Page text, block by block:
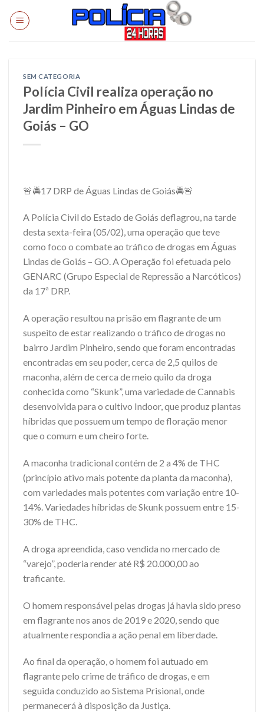
SEM CATEGORIA
Polícia Civil realiza operação no
Jardim Pinheiro em Águas Lindas de
Goiás – GO
🚨🚔17 DRP de Águas Lindas de Goiás🚔🚨
A Polícia Civil do Estado de Goiás deflagrou, na tarde
desta sexta-feira (05/02), uma operação que teve
como foco o combate ao tráfico de drogas em Águas
Lindas de Goiás – GO. A Operação foi efetuada pelo
GENARC (Grupo Especial de Repressão a Narcóticos)
da 17ª DRP.
A operação resultou na prisão em flagrante de um
suspeito de estar realizando o tráfico de drogas no
bairro Jardim Pinheiro, sendo que foram encontradas
encontradas em seu poder, cerca de 2,5 quilos de
maconha, além de cerca de meio quilo da droga
conhecida como “Skunk”, uma variedade de Cannabis
desenvolvida para o cultivo Indoor, que produz plantas
híbridas que possuem um tempo de floração menor
que o comum e um cheiro forte.
A maconha tradicional contém de 2 a 4% de THC
(princípio ativo mais potente da planta da maconha),
com variedades mais potentes com variação entre 10-
14%. Variedades híbridas de Skunk possuem entre 15-
30% de THC.
A droga apreendida, caso vendida no mercado de
“varejo”, poderia render até R$ 20.000,00 ao
traficante.
O homem responsável pelas drogas já havia sido preso
em flagrante nos anos de 2019 e 2020, sendo que
atualmente respondia a ação penal em liberdade.
Ao final da operação, o homem foi autuado em
flagrante pelo crime de tráfico de drogas, e em
seguida conduzido ao Sistema Prisional, onde
permanecerá à disposição da Justiça.